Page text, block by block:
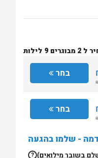
9 לילות
בחר
בחר
- שלמו בהגעה
בשובר מילואים) ?